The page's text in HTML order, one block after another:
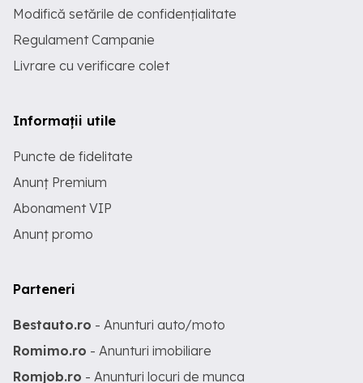
Modifică setările de confidențialitate
Regulament Campanie
Livrare cu verificare colet
Informații utile
Puncte de fidelitate
Anunț Premium
Abonament VIP
Anunț promo
Parteneri
Bestauto.ro - Anunturi auto/moto
Romimo.ro - Anunturi imobiliare
Romjob.ro - Anunturi locuri de munca